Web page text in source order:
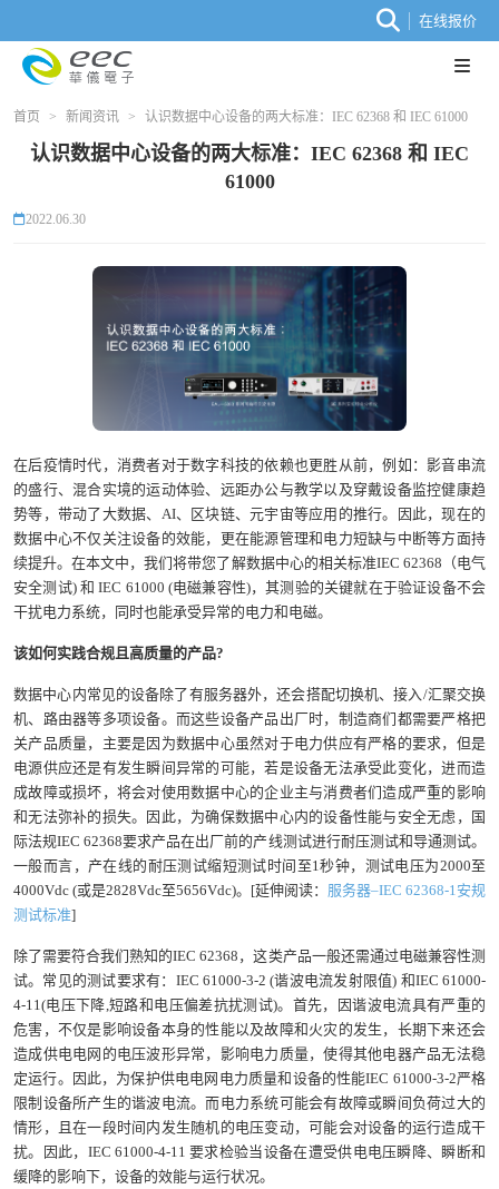
在线报价
首页 > 新闻资讯 > 认识数据中心设备的两大标准：IEC 62368 和 IEC 61000
认识数据中心设备的两大标准：IEC 62368 和 IEC
61000
2022.06.30
在后疫情时代，消费者对于数字科技的依赖也更胜从前，例如：影音串流
的盛行、混合实境的运动体验、远距办公与教学以及穿戴设备监控健康趋
势等，带动了大数据、AI、区块链、元宇宙等应用的推行。因此，现在的
数据中心不仅关注设备的效能，更在能源管理和电力短缺与中断等方面持
续提升。在本文中，我们将带您了解数据中心的相关标准IEC 62368（电气
安全测试) 和 IEC 61000 (电磁兼容性)，其测验的关键就在于验证设备不会
干扰电力系统，同时也能承受异常的电力和电磁。
该如何实践合规且高质量的产品?
数据中心内常见的设备除了有服务器外，还会搭配切换机、接入/汇聚交换
机、路由器等多项设备。而这些设备产品出厂时，制造商们都需要严格把
关产品质量，主要是因为数据中心虽然对于电力供应有严格的要求，但是
电源供应还是有发生瞬间异常的可能，若是设备无法承受此变化，进而造
成故障或损坏，将会对使用数据中心的企业主与消费者们造成严重的影响
和无法弥补的损失。因此，为确保数据中心内的设备性能与安全无虑，国
际法规IEC 62368要求产品在出厂前的产线测试进行耐压测试和导通测试。
一般而言，产在线的耐压测试缩短测试时间至1秒钟，测试电压为2000至
4000Vdc (或是2828Vdc至5656Vdc)。[延伸阅读： 服务器–IEC 62368-1安规
测试标准]
除了需要符合我们熟知的IEC 62368，这类产品一般还需通过电磁兼容性测
试。常见的测试要求有：IEC 61000-3-2 (谐波电流发射限值) 和IEC 61000-
4-11(电压下降,短路和电压偏差抗扰测试)。首先，因谐波电流具有严重的
危害，不仅是影响设备本身的性能以及故障和火灾的发生，长期下来还会
造成供电电网的电压波形异常，影响电力质量，使得其他电器产品无法稳
定运行。因此，为保护供电电网电力质量和设备的性能IEC 61000-3-2严格
限制设备所产生的谐波电流。而电力系统可能会有故障或瞬间负荷过大的
情形，且在一段时间内发生随机的电压变动，可能会对设备的运行造成干
扰。因此，IEC 61000-4-11 要求检验当设备在遭受供电电压瞬降、瞬断和
缓降的影响下，设备的效能与运行状况。